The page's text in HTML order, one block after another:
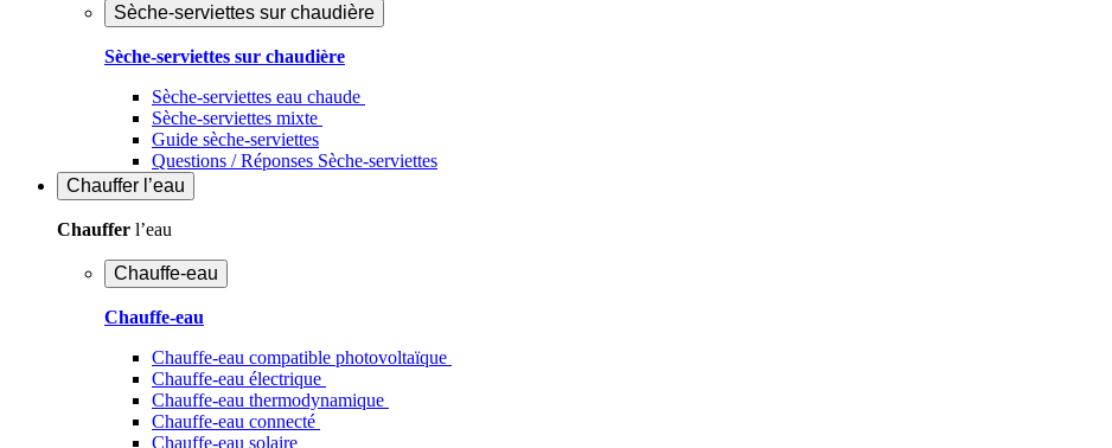
Sèche-serviettes sur chaudière
Sèche-serviettes sur chaudière
Sèche-serviettes eau chaude
Sèche-serviettes mixte
Guide sèche-serviettes
Questions / Réponses Sèche-serviettes
Chauffer l’eau
Chauffer l’eau
Chauffe-eau
Chauffe-eau
Chauffe-eau compatible photovoltaïque
Chauffe-eau électrique
Chauffe-eau thermodynamique
Chauffe-eau connecté
Chauffe-eau solaire